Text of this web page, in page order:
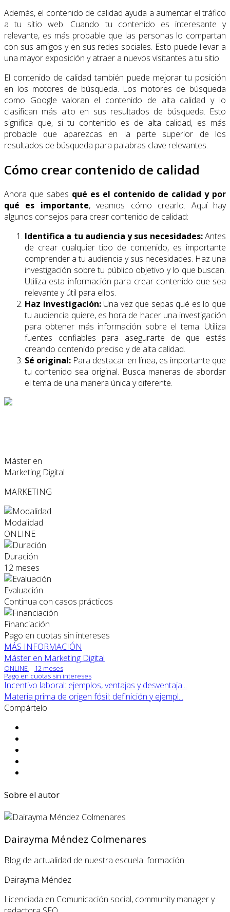
Además, el contenido de calidad ayuda a aumentar el tráfico
a tu sitio web. Cuando tu contenido es interesante y
relevante, es más probable que las personas lo compartan
con sus amigos y en sus redes sociales. Esto puede llevar a
una mayor exposición y atraer a nuevos visitantes a tu sitio.
El contenido de calidad también puede mejorar tu posición
en los motores de búsqueda. Los motores de búsqueda
como Google valoran el contenido de alta calidad y lo
clasifican más alto en sus resultados de búsqueda. Esto
significa que, si tu contenido es de alta calidad, es más
probable que aparezcas en la parte superior de los
resultados de búsqueda para palabras clave relevantes.
Cómo crear contenido de calidad
Ahora que sabes qué es el contenido de calidad y por
qué es importante, veamos cómo crearlo. Aquí hay
algunos consejos para crear contenido de calidad:
Identifica a tu audiencia y sus necesidades:Antes
de crear cualquier tipo de contenido, es importante
comprender a tu audiencia y sus necesidades. Haz una
investigación sobre tu público objetivo y lo que buscan.
Utiliza esta información para crear contenido que sea
relevante y útil para ellos.
Haz investigación:Una vez que sepas qué es lo que
tu audiencia quiere, es hora de hacer una investigación
para obtener más información sobre el tema. Utiliza
fuentes confiables para asegurarte de que estás
creando contenido preciso y de alta calidad.
Sé original: Para destacar en línea, es importante que
tu contenido sea original. Busca maneras de abordar
el tema de una manera única y diferente.
Máster en
Marketing Digital
MARKETING
Modalidad
ONLINE
Duración
12 meses
Evaluación
Continua con casos prácticos
Financiación
Pago en cuotas sin intereses
MÁS INFORMACIÓN
Máster en Marketing Digital
ONLINE
12 meses
Pago en cuotas sin intereses
Incentivo laboral: ejemplos, ventajas y desventaja...
Materia prima de origen fósil: definición y ejempl...
Compártelo
Sobre el autor
Dairayma Méndez Colmenares
Blog de actualidad de nuestra escuela: formación
Dairayma Méndez
Licenciada en Comunicación social, community manager y